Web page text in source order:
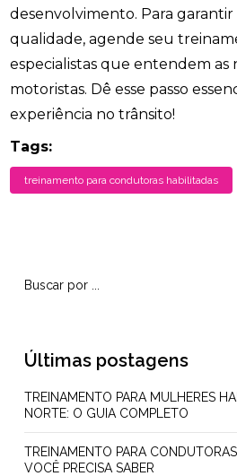
desenvolvimento. Para
qualidade, agende seu
especialistas que entendem as
motoristas. Dê esse passo
experiência no trânsito!
Tags:
treinamento para condutoras habilitadas
Últimas postagens
TREINAMENTO PARA MULHERES HABILITADAS NA ZONA
NORTE: O GUIA COMPLETO
TREINAMENTO PARA CONDUTORAS HABILITADAS: O QUE
VOCÊ PRECISA SABER